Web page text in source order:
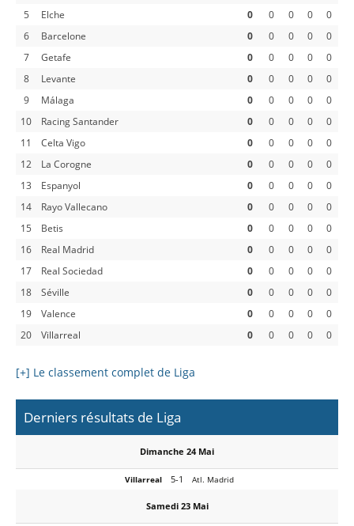
5 Elche 0 0 0 0
0
6
Barcelone 0 0 0 0
0
7
Getafe 0 0 0 0
0
8
Levante 0 0 0 0
0
9
Málaga 0 0 0 0
0
10
Racing Santander 0 0 0 0
0
11
Celta Vigo 0 0 0 0
0
12
La Corogne 0 0 0 0
0
13
Espanyol 0 0 0 0
0
14
Rayo Vallecano 0 0 0 0
0
15
Betis 0 0 0 0
0
16
Real Madrid 0 0 0 0
0
17
Real Sociedad 0 0 0 0
0
18
Séville 0 0 0 0
0
19
Valence 0 0 0 0
0
20
Villarreal 0 0 0 0 0
[+] Le classement complet de Liga
Derniers résultats de Liga
Dimanche 24 Mai
Villarreal 5-1 Atl. Madrid
Samedi 23 Mai